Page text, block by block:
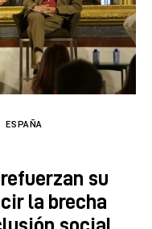
ESPAÑA
su
la brecha